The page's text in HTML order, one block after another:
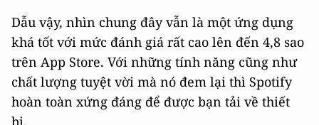
Dẫu vậy, nhìn chung đây vẫn là một ứng dụng
khá tốt với mức đánh giá rất cao lên đến 4,8 sao
trên App Store. Với những tính năng cũng như
chất lượng tuyệt vời mà nó đem lại thì Spotify
hoàn toàn xứng đáng để được bạn tải về thiết
bị.